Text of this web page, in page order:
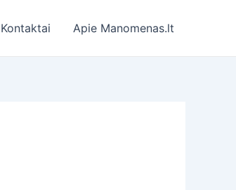
Kontaktai Apie Manomenas.lt